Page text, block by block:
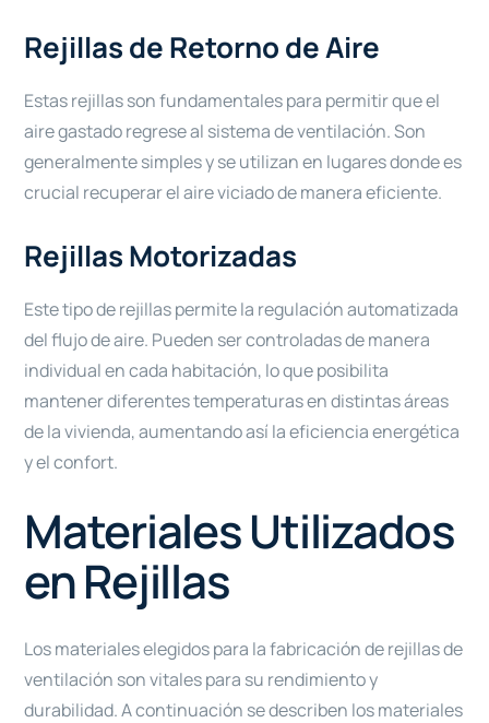
Rejillas de Retorno de Aire
Estas rejillas son fundamentales para permitir que el
aire gastado regrese al sistema de ventilación. Son
generalmente simples y se utilizan en lugares donde es
crucial recuperar el aire viciado de manera eficiente.
Rejillas Motorizadas
Este tipo de rejillas permite la regulación automatizada
del flujo de aire. Pueden ser controladas de manera
individual en cada habitación, lo que posibilita
mantener diferentes temperaturas en distintas áreas
de la vivienda, aumentando así la eficiencia energética
y el confort.
Materiales Utilizados
en Rejillas
Los materiales elegidos para la fabricación de rejillas de
ventilación son vitales para su rendimiento y
durabilidad. A continuación se describen los materiales